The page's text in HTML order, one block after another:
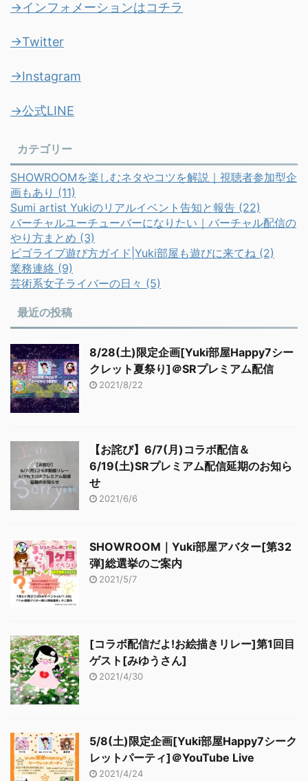
→インフォメーションはコチラ
→Twitter
→Instagram
→公式LINE
カテゴリー
SHOWROOMを楽しむネタやコツを解説｜視聴者参加型企
画もあり (11)
Sumi artist Yukiのリアルイベント告知と報告 (22)
バーチャルユーチューバーになりたい｜バーチャル配信の
やり方まとめ (3)
ビゴライブ遊び方ガイド|Yuki部屋も遊びに来てね (2)
業務連絡 (9)
芸術系女子ライバーの日々 (5)
最近の投稿
8/28(土)限定企画[Yuki部屋Happy7シー
クレット夏祭り]＠SRプレミアム配信
2021/8/22
【お詫び】6/7(月)コラボ配信＆
6/19(土)SRプレミアム配信延期のお知ら
せ
2021/6/6
SHOWROOM｜Yuki部屋アバター[第32
弾]総選挙のご案内
2021/5/7
[コラボ配信だよ!お絵描きリレー]第1回目
ゲスト[みゆうさん]
2021/4/30
5/8(土)限定企画[Yuki部屋Happy7シーク
レットパーティ]＠YouTube Live
2021/4/24